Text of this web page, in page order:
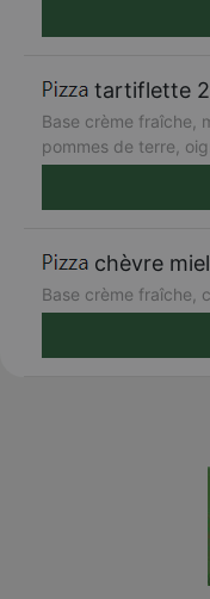
tartiflette
Base crème fraîche,
pommes de terre,
chèvre
Base crème fraîche,